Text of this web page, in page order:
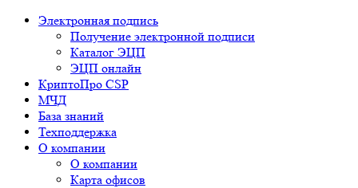
Электронная подпись
Получение электронной подписи
Каталог ЭЦП
ЭЦП онлайн
КриптоПро CSP
МЧД
База знаний
Техподдержка
О компании
О компании
Карта офисов